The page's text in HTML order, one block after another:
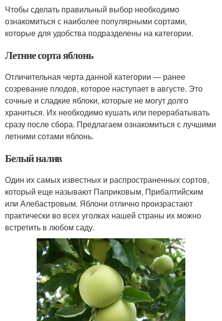
Чтобы сделать правильный выбор необходимо
ознакомиться с наиболее популярными сортами,
которые для удобства подразделены на категории.
Летние сорта яблонь
Отличительная черта данной категории — ранее
созревание плодов, которое наступает в августе. Это
сочные и сладкие яблоки, которые не могут долго
храниться. Их необходимо кушать или перерабатывать
сразу после сбора. Предлагаем ознакомиться с лучшими
летними сотами яблонь.
Белый налив
Один их самых известных и распространенных сортов,
который еще называют Паприковым, Прибалтийским
или Алебастровым. Яблони отлично произрастают
практически во всех уголках нашей страны их можно
встретить в любом саду.